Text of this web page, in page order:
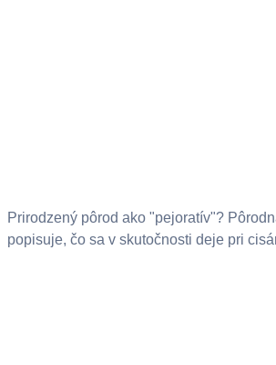
Prirodzený pôrod ako "pejoratív"?
popisuje, čo sa v skutočnosti deje pri